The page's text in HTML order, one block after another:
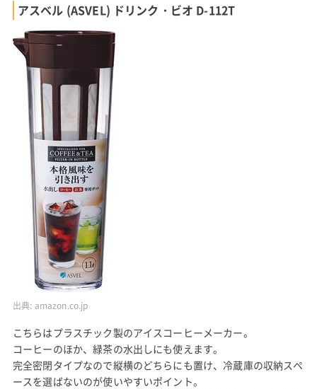
アスベル (ASVEL) ドリンク・ビオ D-112T
出典: amazon.co.jp
こちらはプラスチック製のアイスコーヒーメーカー。
コーヒーのほか、緑茶の水出しにも使えます。
完全密閉タイプなので縦横のどちらにも置け、冷蔵庫の収納スペ
ースを選ばないのが使いやすいポイント。